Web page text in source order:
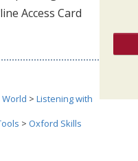
Access Card
> Listening with
> Oxford Skills